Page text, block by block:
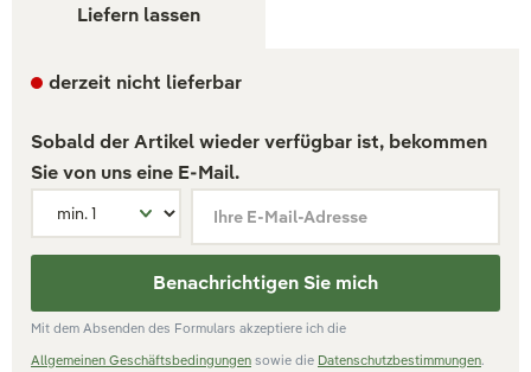
Liefern lassen
derzeit nicht lieferbar
Sobald der Artikel wieder verfügbar ist, bekommen
Sie von uns eine E-Mail.
Ihre E-Mail-Adresse
Benachrichtigen Sie mich
Mit dem Absenden des Formulars akzeptiere ich die
Allgemeinen Geschäftsbedingungen sowie die Datenschutzbestimmungen.